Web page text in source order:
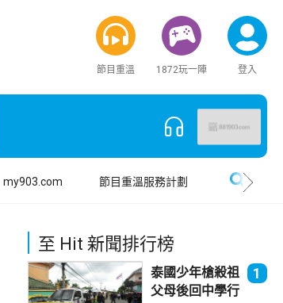
節目重溫 1872玩一陣 登入
my903.com 節目重溫服務計劃
至 Hit 新聞排行榜
泰國少年槍殺祖
父母後回中學行
1